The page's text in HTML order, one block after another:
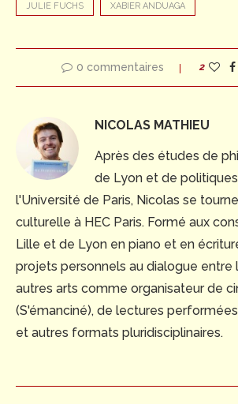
JULIE FUCHS XABIER ANDUAGA
0 commentaires 2
NICOLAS MATHIEU
Après des études de
de Lyon et de
l'Université de Paris, Nicolas se
culturelle à HEC Paris. Formé aux
Lille et de Lyon en piano et en
projets personnels au dialogue entre
autres arts comme organisateur de
(S'émanciné), de lectures
et autres formats pluridisciplinaires.